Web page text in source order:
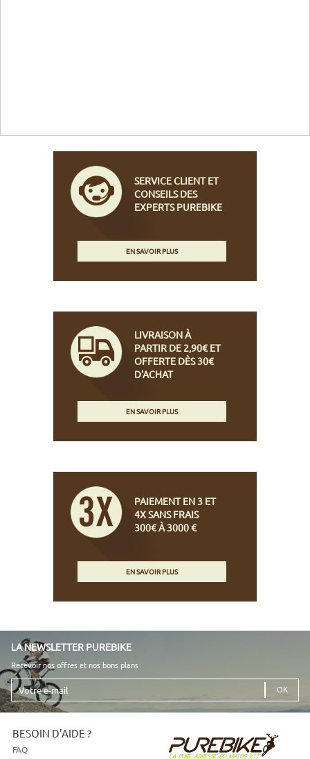
SERVICE CLIENT ET
CONSEILS DES
EXPERTS PUREBIKE
EN SAVOIR PLUS
LIVRAISON À
PARTIR DE 2,90€ ET
OFFERTE DÈS 30€
D'ACHAT
EN SAVOIR PLUS
PAIEMENT EN 3 ET
4X SANS FRAIS
300€ À 3000 €
EN SAVOIR PLUS
LA NEWSLETTER PUREBIKE
Recevoir nos offres et nos bons plans
Votre
e-
mail
BESOIN D'AIDE ?
FAQ